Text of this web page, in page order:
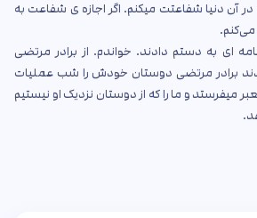
آن دنیا شفاعتت میکنم. اگر اجازه ی شفاعت به
ای به دستم دادند. خواندم. از برادر مرتضی
برادر مرتضی دوستان خودش را شب عملیات
میفرستد و ما را که از دوستان نزدیک او نیستیم